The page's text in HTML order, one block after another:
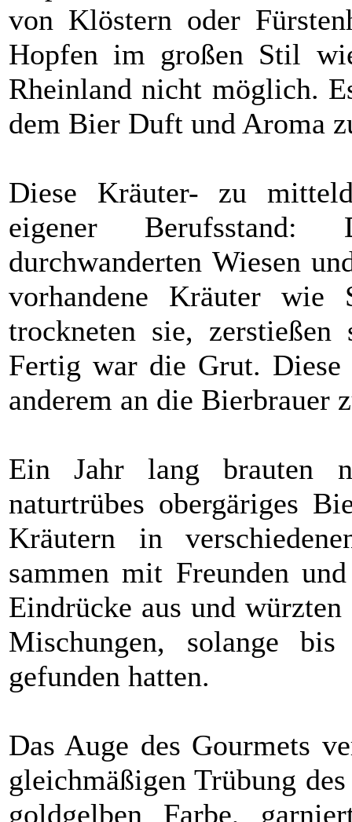
von Klöstern oder
Hopfen im großen Stil
Rheinland nicht möglich.
dem Bier Duft und Aroma
Diese Kräuter- zu
eigener
durchwanderten Wiesen
vorhandene Kräuter wie
trockneten sie,
Fertig war die Grut.
anderem an die Bierbrauer
Ein Jahr lang brauten
naturtrübes obergäriges
Kräutern in
sammen mit Freunden
Eindrücke aus und
Mischungen, solange
gefunden hatten.
Das Auge des Gourmets
gleichmäßigen Trübung
goldgelben Farbe,